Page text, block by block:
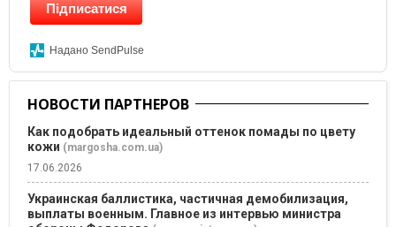
Підписатися
Надано SendPulse
НОВОСТИ ПАРТНЕРОВ
Как подобрать идеальный оттенок помады по цвету
кожи (margosha.com.ua)
17.06.2026
Украинская баллистика, частичная демобилизация,
выплаты военным. Главное из интервью министра